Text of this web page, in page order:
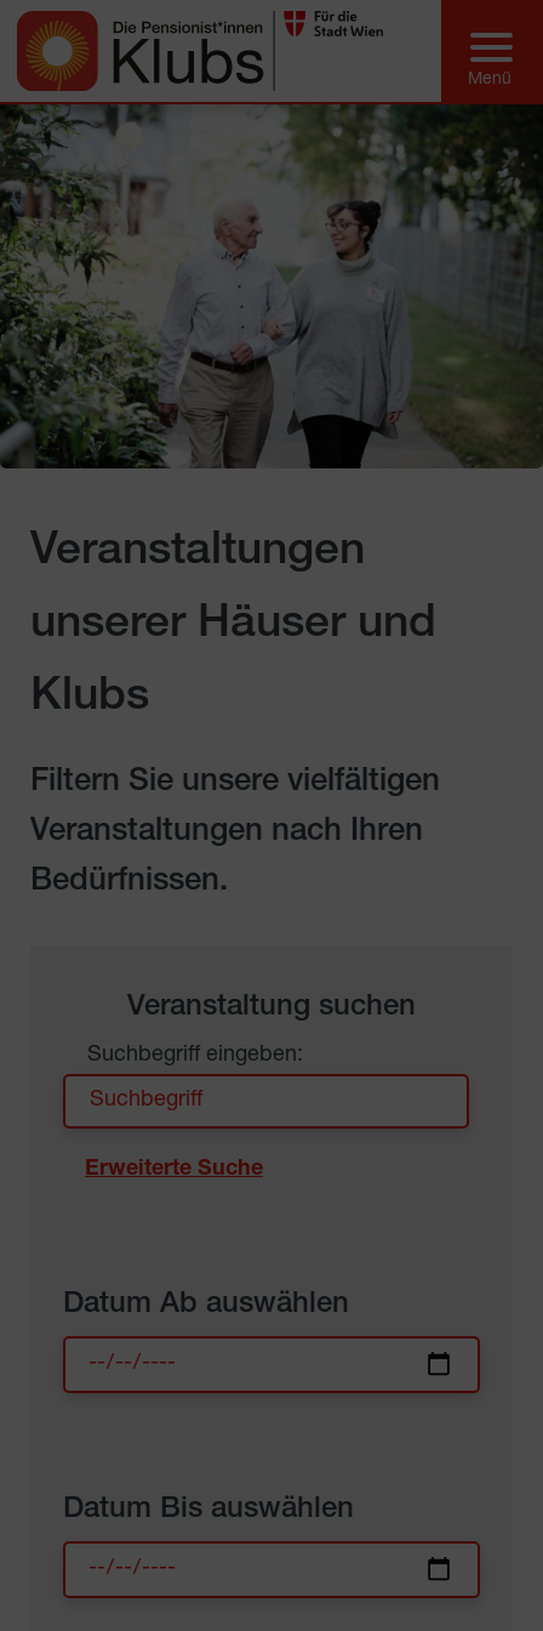
Veranstaltungen
unserer Häuser und
Klubs
Filtern Sie unsere vielfältigen
Veranstaltungen nach Ihren
Bedürfnissen.
Veranstaltung suchen
Suchbegriff eingeben:
Erweiterte Suche
Datum Ab auswählen
Datum Bis auswählen